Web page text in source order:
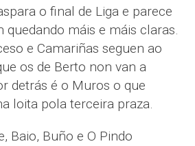
o final de Liga e parece
quedando máis e máis claras.
e Camariñas seguen ao
os de Berto non van a
detrás é o Muros o que
loita pola terceira praza.
Baio, Buño e O Pindo